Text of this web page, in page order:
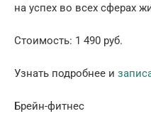
на успех во всех сферах
Стоимость: 1 490 руб.
Узнать подробнее и
Брейн-фитнес